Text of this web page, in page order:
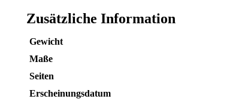
Groß
(Hrsg.),
Anna-
Margaretha
Horatschek
Martin
Klepper
Zusätzliche Information
Gewicht
Maße
Seiten
Erscheinungsdatum